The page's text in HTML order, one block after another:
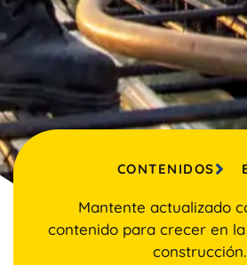
CONTENIDOS
Mantente actualizado
contenido para crecer en
construcción.